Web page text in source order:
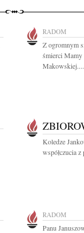
RADOM
Z ogromnym
śmierci Mamy
Makowskiej....
Koledze
współczucia
RADOM
Panu